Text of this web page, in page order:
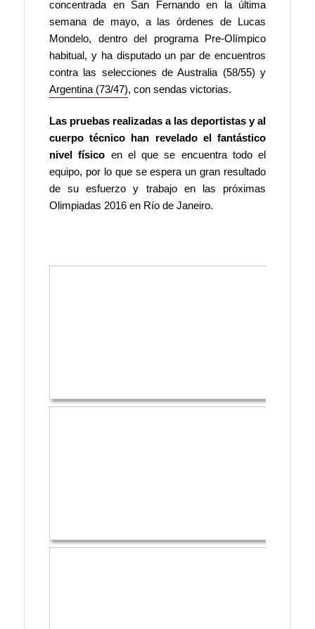
concentrada en San Fernando en la última
semana de mayo, a las órdenes de Lucas
Mondelo, dentro del programa Pre-Olímpico
habitual, y ha disputado un par de encuentros
contra las selecciones de Australia (58/55) y
Argentina (73/47), con sendas victorias.
Las pruebas realizadas a las deportistas y al
cuerpo técnico han revelado el fantástico
nivel físico en el que se encuentra todo el
equipo, por lo que se espera un gran resultado
de su esfuerzo y trabajo en las próximas
Olimpiadas 2016 en Río de Janeiro.